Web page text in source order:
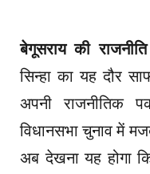
बेगूसराय की
सिन्हा का यह दौर
अपनी
विधानसभा चुनाव में
अब देखना यह होगा